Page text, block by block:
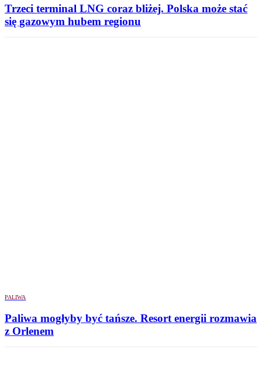
Trzeci terminal LNG coraz bliżej. Polska może stać
się gazowym hubem regionu
PALIWA
Paliwa mogłyby być tańsze. Resort energii rozmawia
z Orlenem